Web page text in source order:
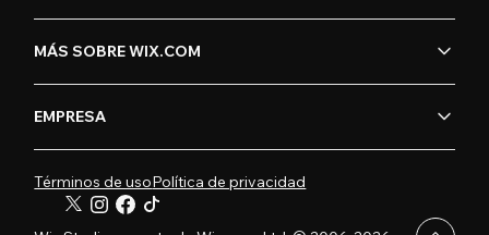
MÁS SOBRE WIX.COM
EMPRESA
Términos de usoPolítica de privacidad